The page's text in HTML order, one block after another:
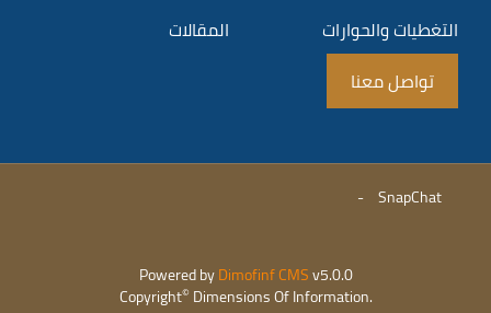
التغطيات والحوارات
المقالات
تواصل معنا
SnapChat
-
Powered byDimofinf CMSv5.0.0
Copyright© Dimensions Of Information.